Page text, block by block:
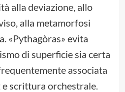
alla deviazione, allo
alla metamorfosi
«Pythagòras» evita
di superficie sia certa
associata
scrittura orchestrale.